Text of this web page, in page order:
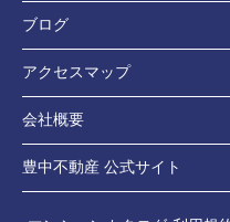
ブログ
アクセスマップ
会社概要
豊中不動産 公式サイト